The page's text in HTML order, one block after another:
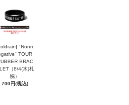
"Nonn
TOUR
BRAC
（8/4(木)札
幌）
700円(税込)